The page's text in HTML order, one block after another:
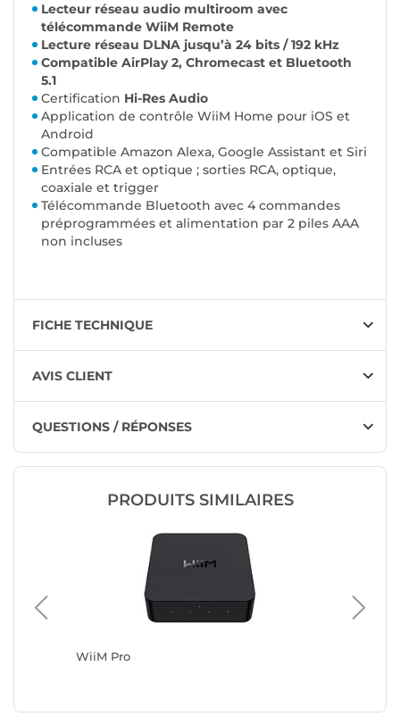
Lecteur réseau audio multiroom avec
télécommande WiiM Remote
Lecture réseau DLNA jusqu’à 24 bits / 192 kHz
Compatible AirPlay 2, Chromecast et Bluetooth
5.1
Certification Hi-Res Audio
Application de contrôle WiiM Home pour iOS et
Android
Compatible Amazon Alexa, Google Assistant et Siri
Entrées RCA et optique ; sorties RCA, optique,
coaxiale et trigger
Télécommande Bluetooth avec 4 commandes
préprogrammées et alimentation par 2 piles AAA
non incluses
FICHE TECHNIQUE
AVIS CLIENT
QUESTIONS / RÉPONSES
PRODUITS SIMILAIRES
WiiM Pro